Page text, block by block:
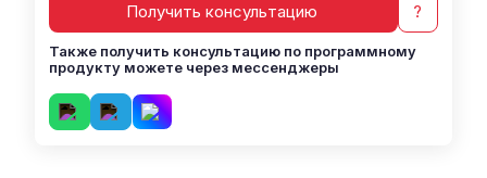
Получить консультацию ?
Также получить консультацию по программному
продукту можете через мессенджеры